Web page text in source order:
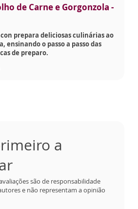
de Carne e Gorgonzola -
prepara deliciosas culinárias ao
ensinando o passo a passo das
de preparo.
a
são de responsabilidade
e não representam a opinião